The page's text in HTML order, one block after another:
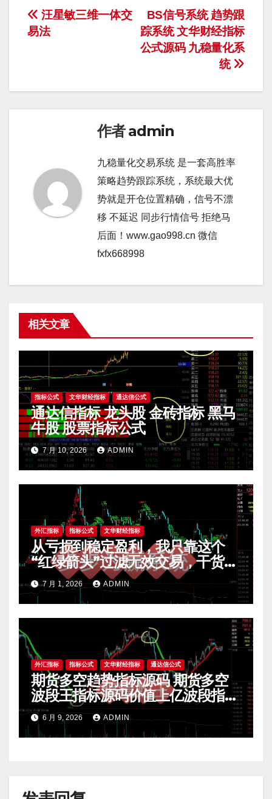
文
章
航
BS信号系统 趋势跟
踪系统 文华财经指标
公式源码 九稳量化系
统
汪星敏三维一体交
易法
作者admin
九稳量化交易系统 是一套高胜率
策略趋势跟踪系统，系统最大优
势就是开仓位置精确，信号不漂
移 不延迟 同步行情信号 拒绝马
后面！www.gao998.cn 微信
fxfx668998
相关文章
指标公式 文华财经指标 通达信公式
通达信指标 龙头股 金砖指标 黑马
牛股 股票指标公式
7 月 10, 2026 ADMIN
外汇指标 指标公式 文华财经指标
从亏损到稳定盈利，我只靠这个
“红绿箭头”过滤无效交易，干货全
公开 mt4指标
7 月 1, 2026 ADMIN
外汇指标 指标公式 文华财经指标 通达信公式
期货多空趋势指标源码 期货多空
波段王指标源码价值上亿波段指标
源码 期货指标公式网
6 月 9, 2026 ADMIN